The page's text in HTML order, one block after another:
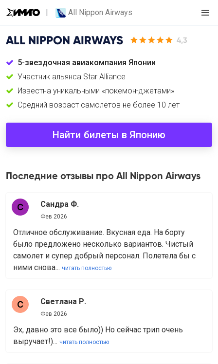
All Nippon Airways
ALL NIPPON AIRWAYS 4,3
5-звездочная авиакомпания Японии
Участник альянса Star Alliance
Известна уникальными «покемон-джетами»
Cредний возраст самолётов не более 10 лет
Найти билеты в Японию
Последние отзывы про All Nippon Airways
Сандра Ф.
Фев 2026
Отличное обслуживание. Вкусная еда. На борту
было предложено несколько вариантов. Чистый
самолет и супер добрый персонал. Полетела бы с
ними снова... читать полностью
Светлана Р.
Фев 2026
Эх, давно это все было)) Но сейчас трип очень
выручает!)... читать полностью